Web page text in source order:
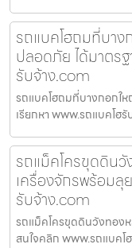
รถแบคโฮถมที่บา
ปลอดภัย ได้มาตร
รับจ้าง.com
รถแบคโฮถมที่บางกอกใ
เรียกหา www.รถแบคโฮ
รถแม็คโครขุดดินวั
เครื่องจักรพร้อมลุ
รับจ้าง.com
รถแม็คโครขุดดินวังทอง
สนใจคลิก www.รถแบค